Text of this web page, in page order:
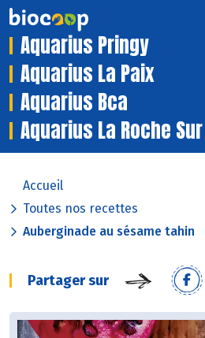
Aquarius Pringy
Aquarius La Paix
Aquarius Bca
Aquarius La Roche
Accueil
Toutes nos recettes
Auberginade au sésame tahin
Partager sur